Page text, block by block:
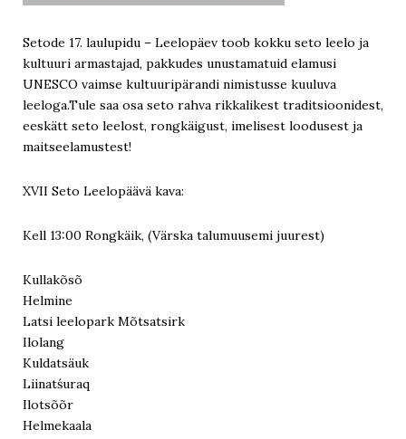
Setode 17. laulupidu – Leelopäev toob kokku seto leelo ja
kultuuri armastajad, pakkudes unustamatuid elamusi
UNESCO vaimse kultuuripärandi nimistusse kuuluva
leeloga.Tule saa osa seto rahva rikkalikest traditsioonidest,
eeskätt seto leelost, rongkäigust, imelisest loodusest ja
maitseelamustest!
XVII Seto Leelopäävä kava:
Kell 13:00 Rongkäik, (Värska talumuusemi juurest)
Kullakõsõ
Helmine
Latsi leelopark Mõtsatsirk
Ilolang
Kuldatsäuk
Liinatśuraq
Ilotsõõr
Helmekaala